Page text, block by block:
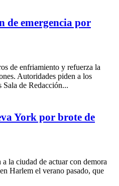
de emergencia por
de enfriamiento y refuerza la
Autoridades piden a los
Sala de Redacción...
York por brote de
a la ciudad de actuar con demora
Harlem el verano pasado, que